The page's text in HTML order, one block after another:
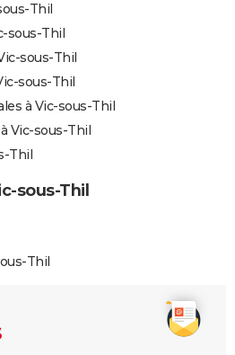
Thil
sous-Thil
sous-Thil
sous-Thil
à Vic-sous-Thil
Vic-sous-Thil
Thil
sous-Thil
Thil